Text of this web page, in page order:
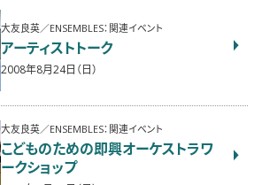
大友良英／ENSEMBLES：関連イベント
アーティストトーク
2008年8月24日（日）
大友良英／ENSEMBLES：関連イベント
こどものための即興オーケストラワ
ークショップ